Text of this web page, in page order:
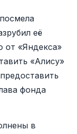
её
от «Яндекса»
«Алису»
фонда
в